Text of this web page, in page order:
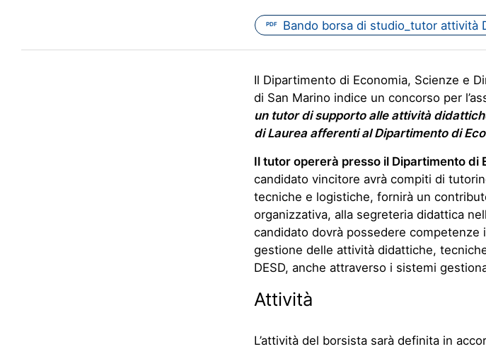
PDF Bando borsa di studio_tutor attività
Il Dipartimento di Economia, Scienze e
di San Marino indice un concorso per
un tutor di supporto alle attività
di Laurea afferenti al Dipartimento di
Il tutor opererà presso il Dipartimento di
candidato vincitore avrà compiti di
tecniche e logistiche, fornirà un
organizzativa, alla segreteria didattica
candidato dovrà possedere competenze
gestione delle attività didattiche,
DESD, anche attraverso i sistemi
Attività
L’attività del borsista sarà definita in